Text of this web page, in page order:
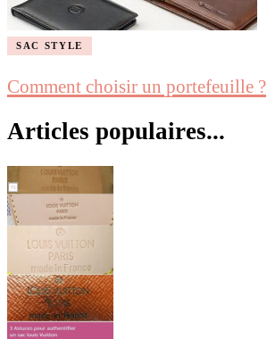
SAC STYLE
Comment choisir un portefeuille ?
Articles populaires...